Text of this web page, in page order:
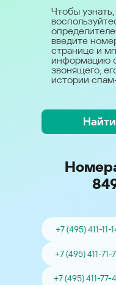
Чтобы узнать,
введите
странице и
информацию
звонящего,
истории
+7 (495) 411-11-
+7 (495) 411-71-
+7 (495) 411-77-